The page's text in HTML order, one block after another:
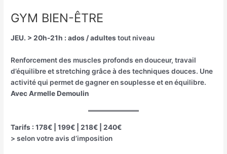
GYM BIEN-ÊTRE
JEU. > 20h-21h : ados / adultestout niveau
Renforcement des muscles profonds en douceur, travail
d’équilibre et stretching grâce à des techniques douces. Une
activité qui permet de gagner en souplesse et en équilibre.
Avec Armelle Demoulin
Tarifs : 178€ | 199€ | 218€ | 240€
> selon votre avis d’imposition